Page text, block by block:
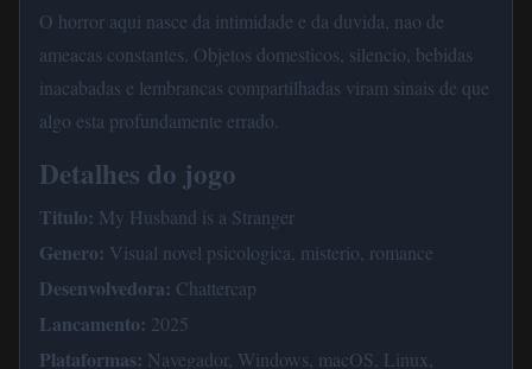
O horror aqui nasce da intimidade e da duvida, nao de
ameacas constantes. Objetos domesticos, silencio, bebidas
inacabadas e lembrancas compartilhadas viram sinais de que
algo esta profundamente errado.
Detalhes do jogo
Titulo: My Husband is a Stranger
Genero: Visual novel psicologica, misterio, romance
Desenvolvedora: Chattercap
Lancamento: 2025
Plataformas: Navegador, Windows, macOS, Linux,